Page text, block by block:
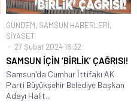
GÜNDEM, SAMSUN HABERLERİ,
SİYASET
27 Şubat 2024 18:32
SAMSUN İÇİN ‘BİRLİK’ ÇAĞRISI!
Samsun'da Cumhur İttifakı AK
Parti Büyükşehir Belediye Başkan
Adayı Halit...